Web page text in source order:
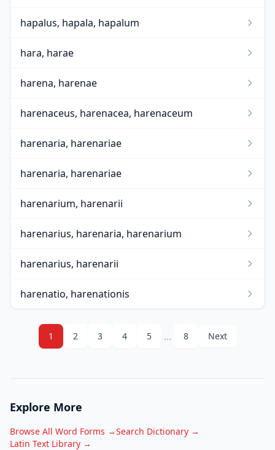
hapalus, hapala, hapalum
hara, harae
harena, harenae
harenaceus, harenacea, harenaceum
harenaria, harenariae
harenaria, harenariae
harenarium, harenarii
harenarius, harenaria, harenarium
harenarius, harenarii
harenatio, harenationis
1 2 3 4 5 ... 8 Next
Explore More
Browse All Word Forms →Search Dictionary →
Latin Text Library →